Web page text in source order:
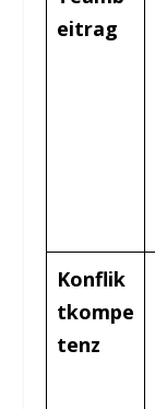
eitrag
Konflik
tkompe
tenz